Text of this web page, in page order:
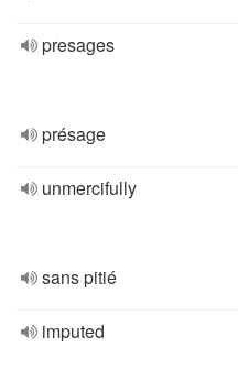
presages
présage
unmercifully
sans pitié
imputed